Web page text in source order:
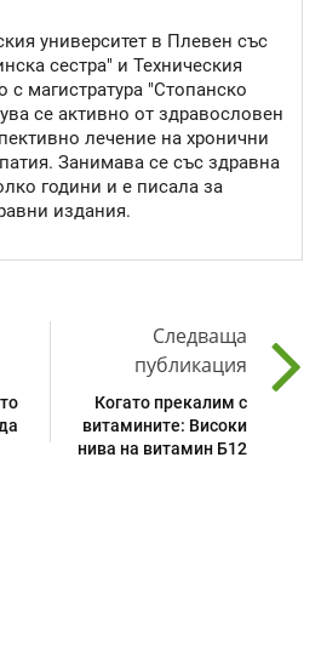
университет в Плевен със
сестра" и Техническия
с магистратура "Стопанско
се активно от здравословен
лечение на хронични
Занимава се със здравна
години и е писала за
издания.
Следваща
публикация
Когато прекалим с
витамините: Високи
нива на витамин Б12